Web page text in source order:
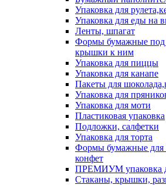
Упаковка для
Упаковка для еды на
Ленты, шпагат
Формы бумажные под
крышки к ним
Упаковка для пиццы
Упаковка для канапе
Пакеты для
Упаковка для
Упаковка для моти
Пластиковая упаковка
Подложки, салфетки
Упаковка для торта
Формы бумажные для
конфет
ПРЕМИУМ упаковка
Стаканы, крышки,